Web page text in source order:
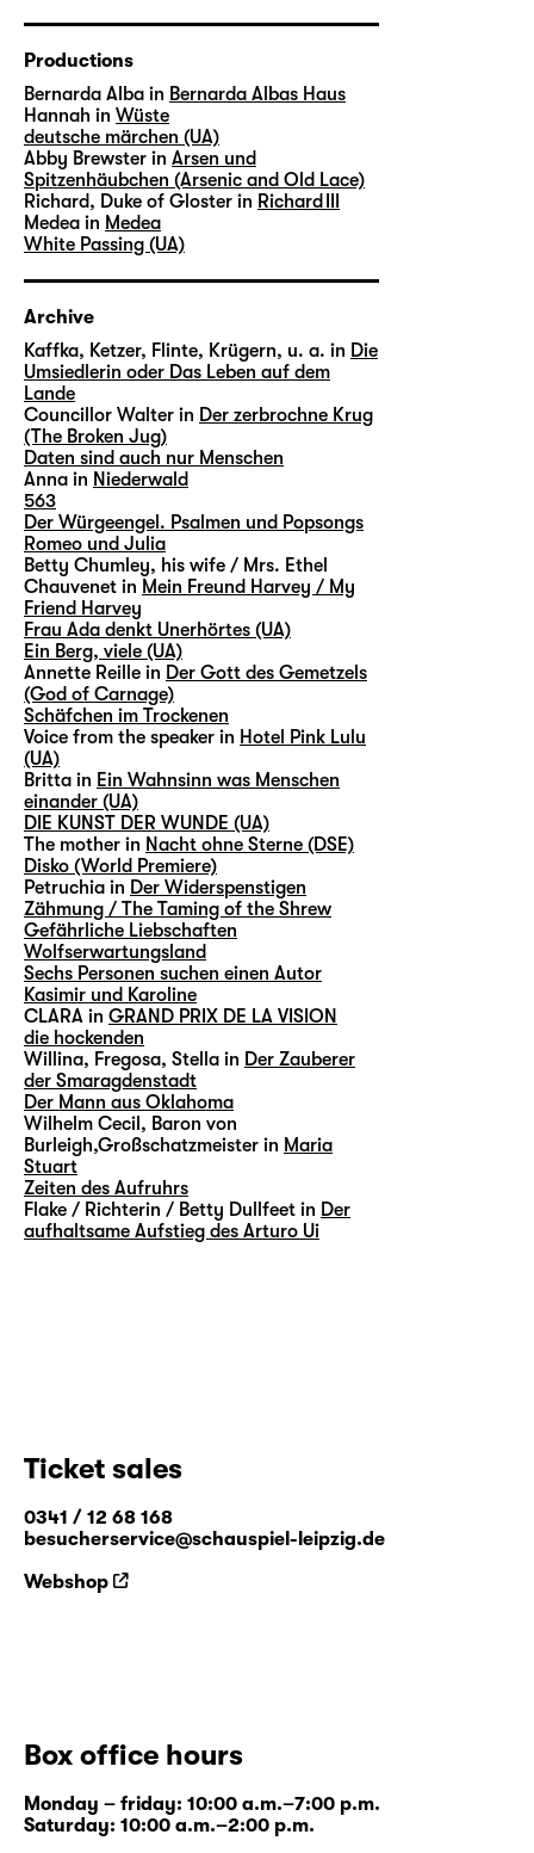
Productions
Bernarda Alba in Bernarda Albas Haus
Hannah in Wüste
deutsche märchen (UA)
Abby Brewster in Arsen und
Spitzenhäubchen (Arsenic and Old Lace)
Richard, Duke of Gloster in Richard III
Medea in Medea
White Passing (UA)
Archive
Kaffka, Ketzer, Flinte, Krügern, u. a. in Die
Umsiedlerin oder Das Leben auf dem
Lande
Councillor Walter in Der zerbrochne Krug
(The Broken Jug)
Daten sind auch nur Menschen
Anna in Niederwald
563
Der Würgeengel. Psalmen und Popsongs
Romeo und Julia
Betty Chumley, his wife / Mrs. Ethel
Chauvenet in Mein Freund Harvey / My
Friend Harvey
Frau Ada denkt Unerhörtes (UA)
Ein Berg, viele (UA)
Annette Reille in Der Gott des Gemetzels
(God of Carnage)
Schäfchen im Trockenen
Voice from the speaker in Hotel Pink Lulu
(UA)
Britta in Ein Wahnsinn was Menschen
einander (UA)
DIE KUNST DER WUNDE (UA)
The mother in Nacht ohne Sterne (DSE)
Disko (World Premiere)
Petruchia in Der Widerspenstigen
Zähmung / The Taming of the Shrew
Gefährliche Liebschaften
Wolfserwartungsland
Sechs Personen suchen einen Autor
Kasimir und Karoline
CLARA in GRAND PRIX DE LA VISION
die hockenden
Willina, Fregosa, Stella in Der Zauberer
der Smaragdenstadt
Der Mann aus Oklahoma
Wilhelm Cecil, Baron von
Burleigh,Großschatzmeister in Maria
Stuart
Zeiten des Aufruhrs
Flake / Richterin / Betty Dullfeet in Der
aufhaltsame Aufstieg des Arturo Ui
Ticket sales
0341 / 12 68 168
besucherservice@schauspiel-leipzig.de
Webshop
Box office hours
Monday – friday: 10:00 a.m.–7:00 p.m.
Saturday: 10:00 a.m.–2:00 p.m.